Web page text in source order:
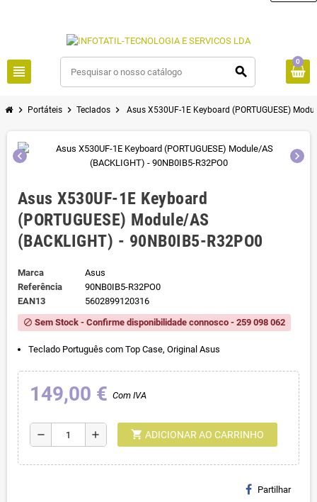
view_headline search
0
chevron_right Portáteis chevron_right Teclados chevron_right Asus X530UF-1E Keyboard (PORTUGUESE)
chevron_left chevron_right
Asus X530UF-1E Keyboard
(PORTUGUESE) Module/AS
(BACKLIGHT) - 90NB0IB5-R32PO0
Marca
Asus
Referência
90NB0IB5-R32PO0
EAN13
5602899120316
block Sem Stock - Confirme disponibilidade connosco - 259 098 062
Teclado Português com Top Case, Original Asus
149,00 € Com IVA
remove add shopping_cart ADICIONAR AO CARRINHO
Partilhar